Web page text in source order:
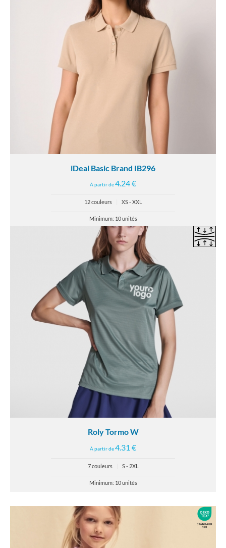
iDeal Basic Brand IB296
À partir de4.24 €
12 couleurs XS - XXL
Minimum: 10 unités
Roly Tormo W
À partir de4.31 €
7 couleurs S - 2XL
Minimum: 10 unités